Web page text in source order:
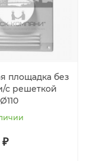
площадка без
с решеткой
₽